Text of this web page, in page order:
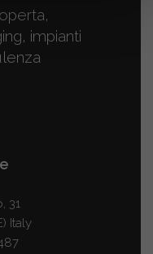
impianti
31
Italy